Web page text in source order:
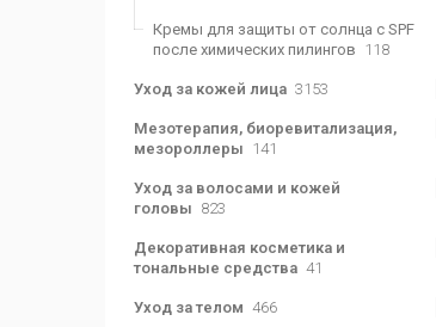
Кремы для защиты от солнца с SPF
после химических пилингов 118
Уход за кожей лица 3153
Мезотерапия, биоревитализация,
мезороллеры 141
Уход за волосами и кожей
головы 823
Декоративная косметика и
тональные средства 41
Уход за телом 466